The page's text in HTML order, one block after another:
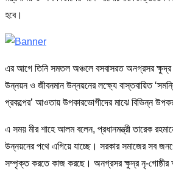
হবে।
এর আগে তিনি সমতল অঞ্চলে বসবাসরত অনগ্রসর ক্ষুদ্র
উন্নয়ন ও জীবনমান উন্নয়নের লক্ষ্যে বাস্তবায়িত
প্রকল্পের’ আওতায় উপকারভোগীদের মাঝে বিভিন্ন
এ সময় মীর শাহে আলম বলেন, প্রধানমন্ত্রী তারেক
উন্নয়নের পথে এগিয়ে যাচ্ছে। সরকার সমাজের সব
সম্পৃক্ত করতে কাজ করছে। অনগ্রসর ক্ষুদ্র নৃ-গোষ্ঠীর